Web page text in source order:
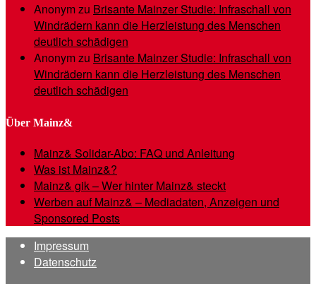
Anonymzu Brisante Mainzer Studie: Infraschall von
Windrädern kann die Herzleistung des Menschen
deutlich schädigen
Anonymzu Brisante Mainzer Studie: Infraschall von
Windrädern kann die Herzleistung des Menschen
deutlich schädigen
Über Mainz&
Mainz& Solidar-Abo: FAQ und Anleitung
Was ist Mainz&?
Mainz& gik – Wer hinter Mainz& steckt
Werben auf Mainz& – Mediadaten, Anzeigen und
Sponsored Posts
Impressum
Datenschutz